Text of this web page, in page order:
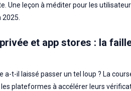
Une leçon à méditer pour les
et app stores : la
a-t-il laissé passer un tel loup ? La
les plateformes à accélérer leurs